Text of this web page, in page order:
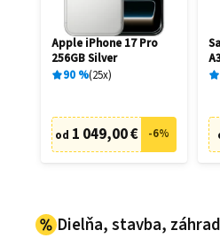
Apple iPhone 17 Pro
256GB Silver
90 % 25x
od 1 049,00 € -6%
Dielňa, stavba,